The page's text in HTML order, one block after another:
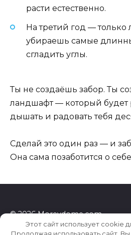
расти естественно.
На третий год — только
убираешь самые
сгладить углы.
Ты не создаёшь забор. Ты
ландшафт — который будет
дышать и радовать тебя
Сделай это один раз — и
Она сама позаботится о
© 2026 Morevdome.com
Этот сайт использует cookie